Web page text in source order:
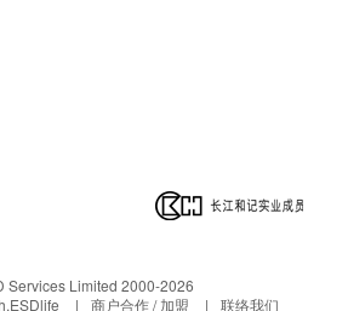
Services Limited 2000-2026
商户合作 / 加盟
联络我们